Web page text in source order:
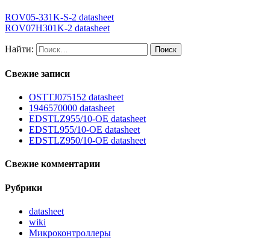
ROV05-331K-S-2 datasheet
ROV07H301K-2 datasheet
Найти:
Свежие записи
OSTTJ075152 datasheet
1946570000 datasheet
EDSTLZ955/10-OE datasheet
EDSTL955/10-OE datasheet
EDSTLZ950/10-OE datasheet
Свежие комментарии
Рубрики
datasheet
wiki
Микроконтроллеры